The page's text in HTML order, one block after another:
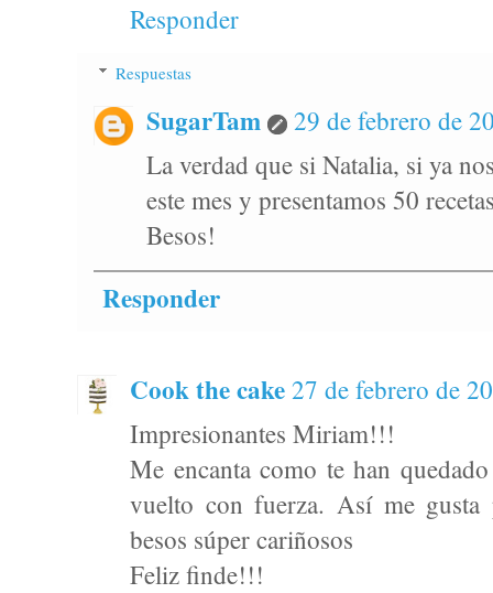
Responder
Respuestas
SugarTam
29 de febrero de
La verdad que si Natalia, si ya
este mes y presentamos 50
Besos!
Responder
Cook the cake 27 de febrero de
Impresionantes Miriam!!!
Me encanta como te han
vuelto con fuerza. Así me gusta
besos súper cariñosos
Feliz finde!!!